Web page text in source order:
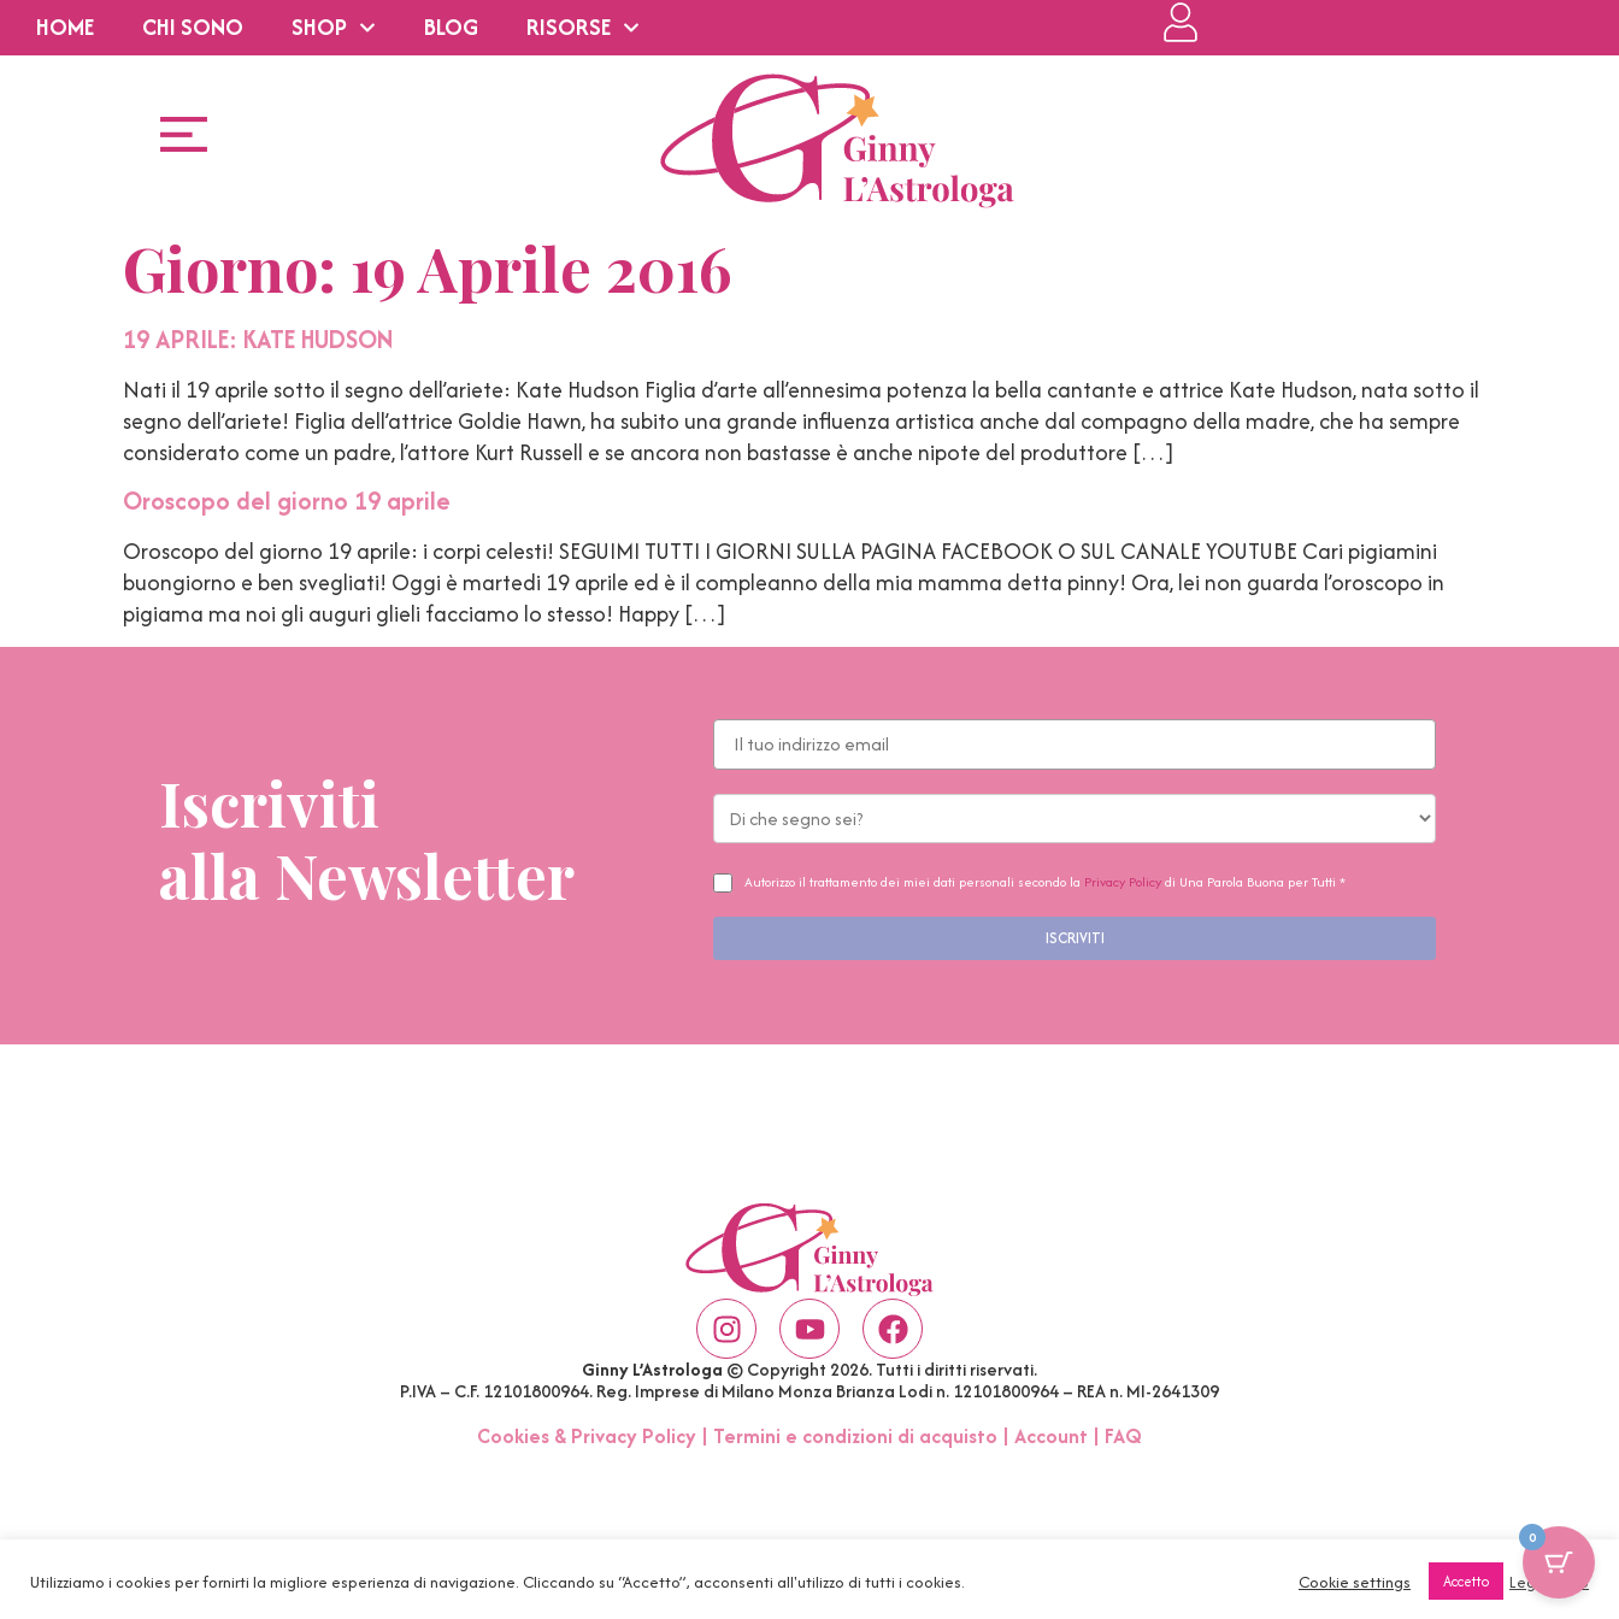
HOME CHI SONO SHOP BLOG RISORSE
Giorno: 19 Aprile 2016
19 APRILE: KATE HUDSON
Nati il 19 aprile sotto il segno dell’ariete: Kate Hudson Figlia d’arte all’ennesima potenza la bella cantante e attrice Kate Hudson, nata sotto il
segno dell’ariete! Figlia dell’attrice Goldie Hawn, ha subito una grande influenza artistica anche dal compagno della madre, che ha sempre
considerato come un padre, l’attore Kurt Russell e se ancora non bastasse è anche nipote del produttore […]
Oroscopo del giorno 19 aprile
Oroscopo del giorno 19 aprile: i corpi celesti! SEGUIMI TUTTI I GIORNI SULLA PAGINA FACEBOOK O SUL CANALE YOUTUBE Cari pigiamini
buongiorno e ben svegliati! Oggi è martedi 19 aprile ed è il compleanno della mia mamma detta pinny! Ora, lei non guarda l’oroscopo in
pigiama ma noi gli auguri glieli facciamo lo stesso! Happy […]
Iscriviti
alla Newsletter
Autorizzo il trattamento dei miei dati personali secondo la Privacy Policydi Una Parola Buona per Tutti *
ISCRIVITI
Ginny L’Astrologa © Copyright 2026. Tutti i diritti riservati.
P.IVA – C.F. 12101800964. Reg. Imprese di Milano Monza Brianza Lodi n. 12101800964 – REA n. MI-2641309
Cookies & Privacy Policy | Termini e condizioni di acquisto | Account | FAQ
Utilizziamo i cookies per fornirti la migliore esperienza di navigazione. Cliccando su “Accetto”, acconsenti all'utilizzo di tutti i cookies. Cookie settings Accetto Leggi tutto
0